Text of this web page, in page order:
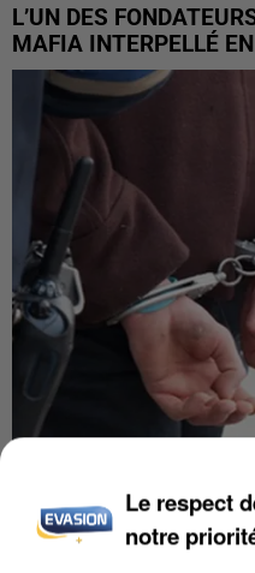
L’UN DES
MAFIA INTERPELLÉ
UN SECOND CADRE
INTERPELLÉ ENLe respect
notre